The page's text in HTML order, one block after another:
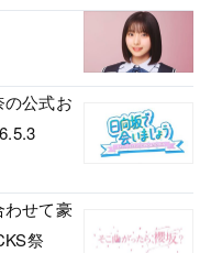
の公式お
わせて豪
祭